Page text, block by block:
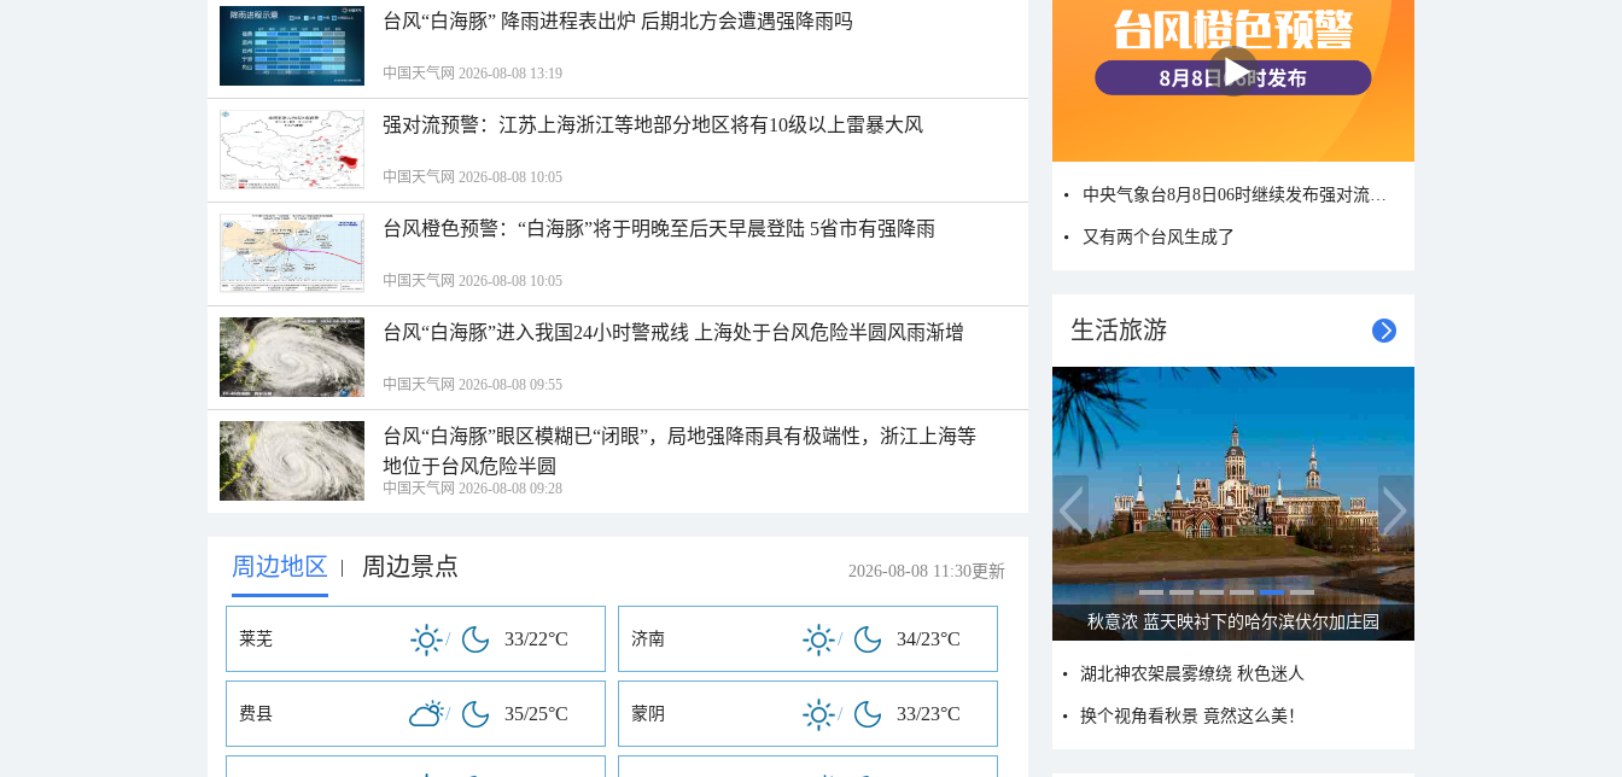
台风“白海豚” 降雨进程表出炉 后期北方会遭遇强降雨吗
中国天气网 2026-08-08 13:19
强对流预警：江苏上海浙江等地部分地区将有10级以上雷暴大风
中国天气网 2026-08-08 10:05
台风橙色预警：“白海豚”将于明晚至后天早晨登陆 5省市有强降雨
中国天气网 2026-08-08 10:05
台风“白海豚”进入我国24小时警戒线 上海处于台风危险半圆风雨渐增
中国天气网 2026-08-08 09:55
台风“白海豚”眼区模糊已“闭眼”，局地强降雨具有极端性，浙江上海等
地位于台风危险半圆
中国天气网 2026-08-08 09:28
周边地区 | 周边景点 2026-08-08 11:30更新
莱芜 / 33/22°C 济南 / 34/23°C
费县 / 35/25°C 蒙阴 / 33/23°C
又有两个台风生成了
生活旅游
大美新疆—帕米尔高原好风光
湖北神农架晨雾缭绕 秋色迷人
换个视角看秋景 竟然这么美！